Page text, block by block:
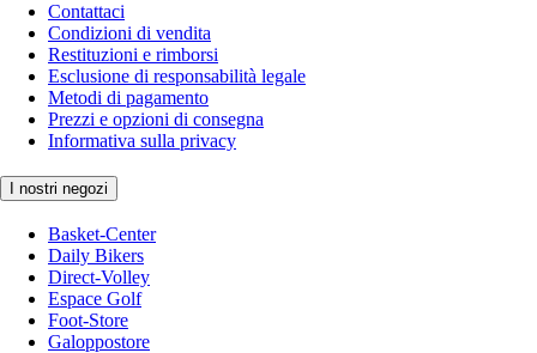
Contattaci
Condizioni di vendita
Restituzioni e rimborsi
Esclusione di responsabilità legale
Metodi di pagamento
Prezzi e opzioni di consegna
Informativa sulla privacy
I nostri negozi
Basket-Center
Daily Bikers
Direct-Volley
Espace Golf
Foot-Store
Galoppostore